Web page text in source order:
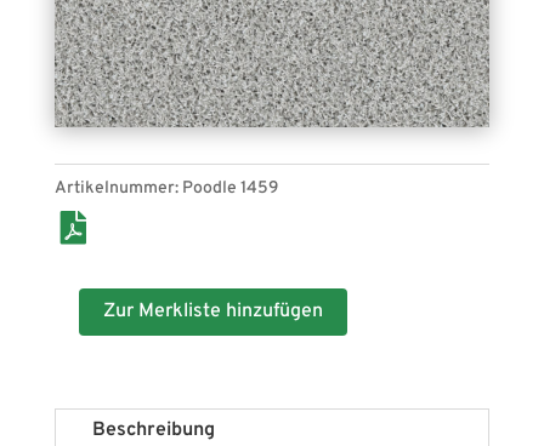
Artikelnummer: Poodle 1459
Zur Merkliste hinzufügen
Beschreibung